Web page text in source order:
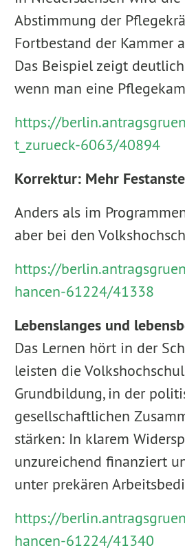
Abstimmung der
Fortbestand der Kammer
Das Beispiel zeigt
wenn man eine
https://
t_zurueck-6063/40894
Korrektur: Mehr
Anders als im
aber bei den
https://
hancen-61224/41338
Lebenslanges und
Das Lernen hört in der
leisten die
Grundbildung, in der
gesellschaftlichen
stärken: In klarem
unzureichend finanziert
unter prekären
https://
hancen-61224/41340